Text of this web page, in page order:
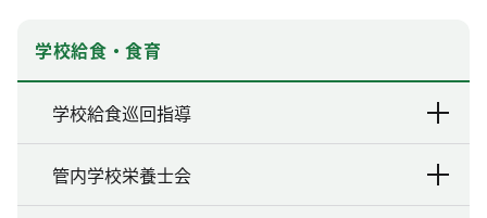
学校給食・食育
学校給食巡回指導
管内学校栄養士会